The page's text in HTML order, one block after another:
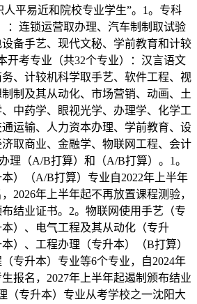
人平易近和院校专业学生”。1。专科
：连锁运营取办理、汽车制制取试验
备手艺、现代文秘、学前教育和计较
开考专业（共32个专业）：汉言语文
、计较机科学取手艺、软件工程、视
制及其从动化、市场营销、动画、土
中药学、眼视光学、办理学、化学工
运输、人力资本办理、学前教育、设
取商业、金融学、物联网工程、会计
理（A/B打算）和（A/B打算）。1。
）（A/B打算）专业自2022年上半年
2026年上半年起不再放置课程测验，
结业证书。2。物联网使用手艺（专
）、电气工程及其从动化（专升
）、工程办理（专升本）（B打算）
专升本）专业等6个专业，自2024年
生报名，2027年上半年起遏制颁布结业
（专升本）专业从考学校之一沈阳大